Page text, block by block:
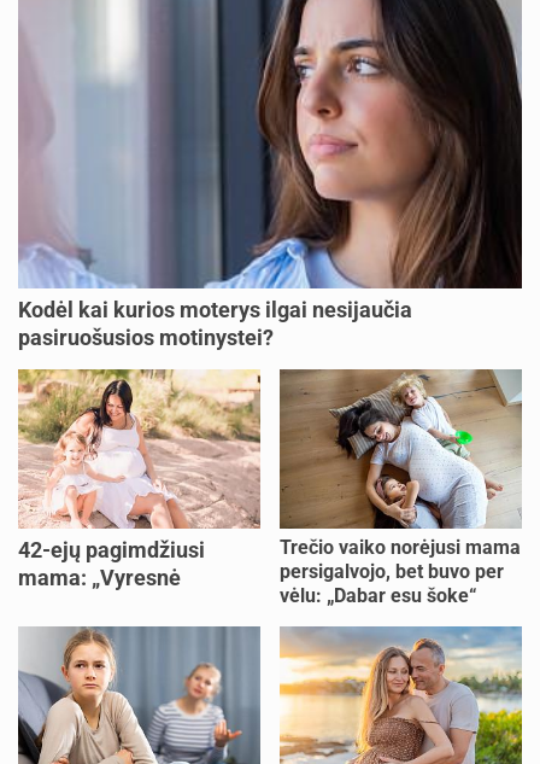
Kodėl kai kurios moterys ilgai nesijaučia
pasiruošusios motinystei?
42-ejų pagimdžiusi
mama: „Vyresnė
lengviau“
Trečio vaiko norėjusi mama
persigalvojo, bet buvo per
vėlu: „Dabar esu šoke“